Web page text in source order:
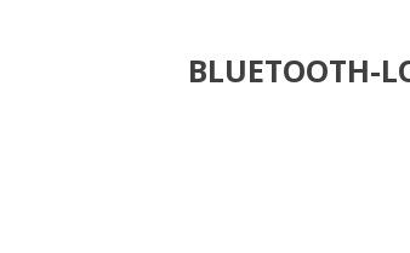
BLUETOOTH-